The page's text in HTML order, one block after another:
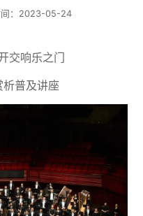
间：2023-05-24
交响乐之门
普及讲座